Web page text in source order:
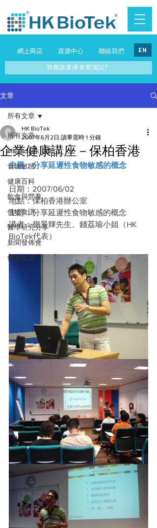
網上商店 資源中心 聯絡我們 EN
我應該選擇甚麼測試?
文章
所有文章
HK BioTek 活動
食物敏感
健康百科
飲食與營養
低敏食譜
醫學研究分享
新聞發佈會
健康食譜
所有文章
企業健康講座－保柏香港
HK BioTek
2007年6月2日 讀畢需時 1 分鐘
主題：分享延遲性食物敏感的概念
日期：2007/06/02
地點：保柏香港辦公室
主題：分享延遲性食物敏感的概念
講者：鄧景輝先生、錢荔瑜小姐（HK
BioTek代表）